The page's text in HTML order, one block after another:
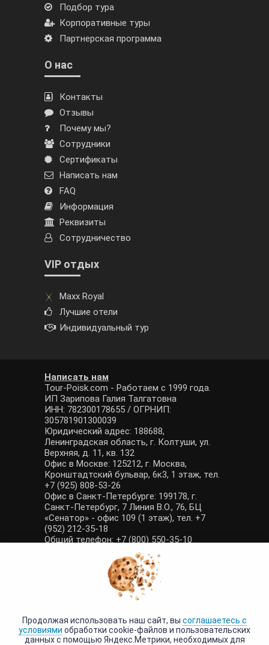
Подбор тура
Корпоративные туры
Партнерская программа
О нас
Контакты
Отзывы
Почему мы?
Сотрудники
Сертификаты
Написать нам
FAQ
Информация
Реквизиты
Сотрудничество
VIP отдых
Maxx Royal
Лучшие отели
Индивидуальный тур
Написать нам
Tour-Poisk.com - Работаем с 1999 года.
ИП Зарипова Галия Талгатовна
ИНН: 782300178655 / ОГРНИП:
305781901300039
Юридический адрес: 188688,
Ленинградская область, г. Колтуши, ул.
Верхняя, д. 11, кв. 132
Офис в Москве: 125212, г. Москва,
Кронштадтский бульвар, 6к3, 1 этаж, тел.
+7 (925) 808-53-26
Офис в Санкт-Петербурге: 199178, г.
Санкт-Петербург, 7 Линия В.О., 76, БЦ
«Сенатор» - офис 109 (1 этаж), тел. +7
(952) 212-35-18
Общий телефон: +7 (800) 550-35-10
E-mail: manager@tour-poisk.com (общие
вопросы), admin@tour-poisk.com (жалобы)
Номер в Общероссийском реестре
туристических агентств: РТА 0003424
Политика конфиденциальности
Продолжая использовать наш сайт, вы соглашаетесь с
условиями обработки cookie-файлов и пользовательских
данных с помощью Яндекс.Метрики, необходимых для